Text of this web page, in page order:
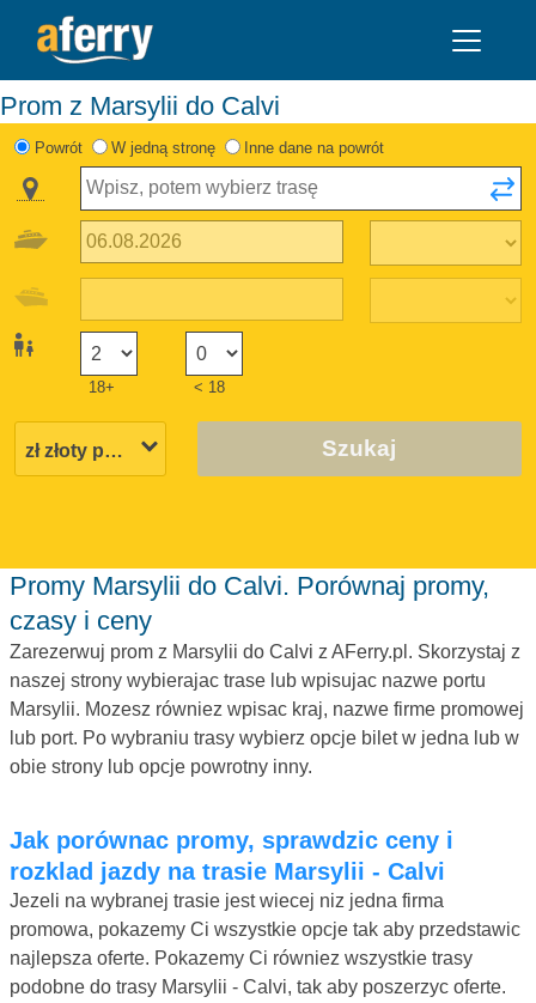
Prom z Marsylii do Calvi
Powrót W jedną stronę Inne dane na powrót
18+ < 18
Szukaj
Promy Marsylii do Calvi. Porównaj promy,
czasy i ceny
Zarezerwuj prom z Marsylii do Calvi z AFerry.pl. Skorzystaj z
naszej strony wybierajac trase lub wpisujac nazwe portu
Marsylii. Mozesz równiez wpisac kraj, nazwe firme promowej
lub port. Po wybraniu trasy wybierz opcje bilet w jedna lub w
obie strony lub opcje powrotny inny.
Jak porównac promy, sprawdzic ceny i
rozklad jazdy na trasie Marsylii - Calvi
Jezeli na wybranej trasie jest wiecej niz jedna firma
promowa, pokazemy Ci wszystkie opcje tak aby przedstawic
najlepsza oferte. Pokazemy Ci równiez wszystkie trasy
podobne do trasy Marsylii - Calvi, tak aby poszerzyc oferte.